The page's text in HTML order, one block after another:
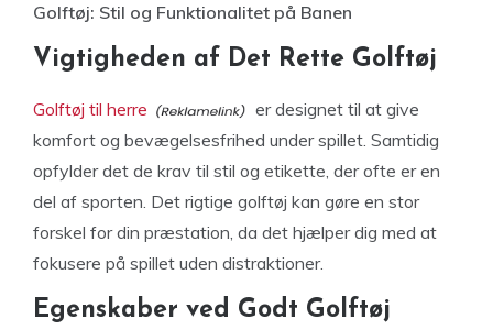
Golftøj: Stil og Funktionalitet på Banen
Vigtigheden af Det Rette Golftøj
Golftøj til herre
er designet til at give
komfort og bevægelsesfrihed under spillet. Samtidig
opfylder det de krav til stil og etikette, der ofte er en
del af sporten. Det rigtige golftøj kan gøre en stor
forskel for din præstation, da det hjælper dig med at
fokusere på spillet uden distraktioner.
Egenskaber ved Godt Golftøj